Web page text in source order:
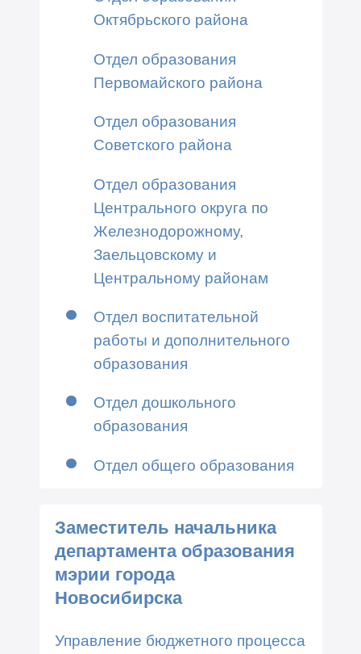
Октябрьского района
Отдел образования
Первомайского района
Отдел образования
Советского района
Отдел образования
Центрального округа по
Железнодорожному,
Заельцовскому и
Центральному районам
Отдел воспитательной
работы и дополнительного
образования
Отдел дошкольного
образования
Отдел общего образования
Заместитель начальника
департамента образования
мэрии города
Новосибирска
Управление бюджетного процесса